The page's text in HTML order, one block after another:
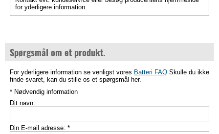
for yderligere information.
Spørgsmål om et produkt.
For yderligere information se venligst vores Batteri FAQ Skulle du ikke
finde svaret, kan du stille os et spørgsmål her.
* Nødvendig information
Dit navn:
Din E-mail adresse: *